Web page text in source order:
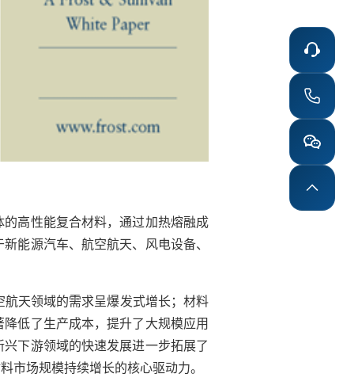
高性能复合材料，通过加热熔融成
能源汽车、航空航天、风电设备、
天领域的需求呈爆发式增长；材料
低了生产成本，提升了大规模应用
下游领域的快速发展进一步拓展了
市场规模持续增长的核心驱动力。